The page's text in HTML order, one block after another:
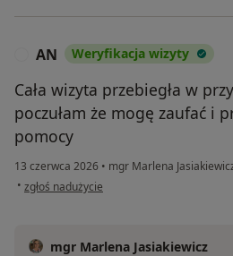
AN Weryfikacja wizyty
Cała wizyta przebiegła w
poczułam że mogę zaufać i
pomocy
13 czerwca 2026 • mgr Marlena
• w opinii użytkownika AN
zgłoś nadużycie
mgr Marlena Jasiakiewicz